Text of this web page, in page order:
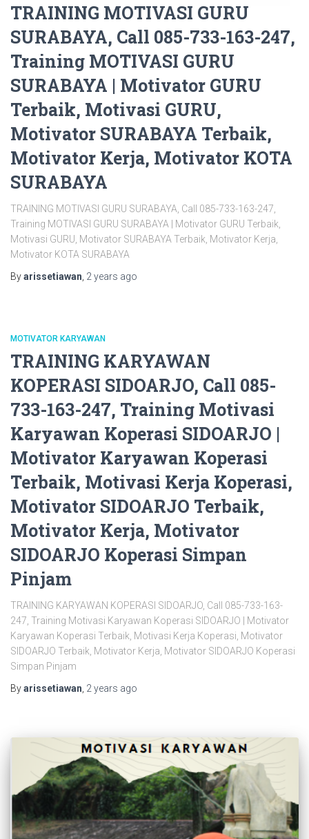
TRAINING MOTIVASI GURU
SURABAYA, Call 085-733-163-247,
Training MOTIVASI GURU
SURABAYA | Motivator GURU
Terbaik, Motivasi GURU,
Motivator SURABAYA Terbaik,
Motivator Kerja, Motivator KOTA
SURABAYA
TRAINING MOTIVASI GURU SURABAYA, Call 085-733-163-247,
Training MOTIVASI GURU SURABAYA | Motivator GURU Terbaik,
Motivasi GURU, Motivator SURABAYA Terbaik, Motivator Kerja,
Motivator KOTA SURABAYA
Byarissetiawan 2 years ago
MOTIVATOR KARYAWAN
TRAINING KARYAWAN
KOPERASI SIDOARJO, Call 085-
733-163-247, Training Motivasi
Karyawan Koperasi SIDOARJO |
Motivator Karyawan Koperasi
Terbaik, Motivasi Kerja Koperasi,
Motivator SIDOARJO Terbaik,
Motivator Kerja, Motivator
SIDOARJO Koperasi Simpan
Pinjam
TRAINING KARYAWAN KOPERASI SIDOARJO, Call 085-733-163-
247, Training Motivasi Karyawan Koperasi SIDOARJO | Motivator
Karyawan Koperasi Terbaik, Motivasi Kerja Koperasi, Motivator
SIDOARJO Terbaik, Motivator Kerja, Motivator SIDOARJO Koperasi
Simpan Pinjam
Byarissetiawan 2 years ago